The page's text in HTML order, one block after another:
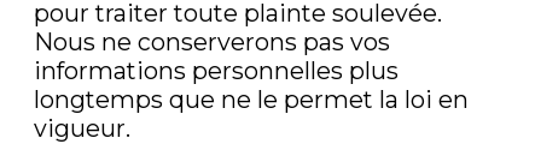
pour traiter toute plainte soulevée.
Nous ne conserverons pas vos
informations personnelles plus
longtemps que ne le permet la loi en
vigueur.